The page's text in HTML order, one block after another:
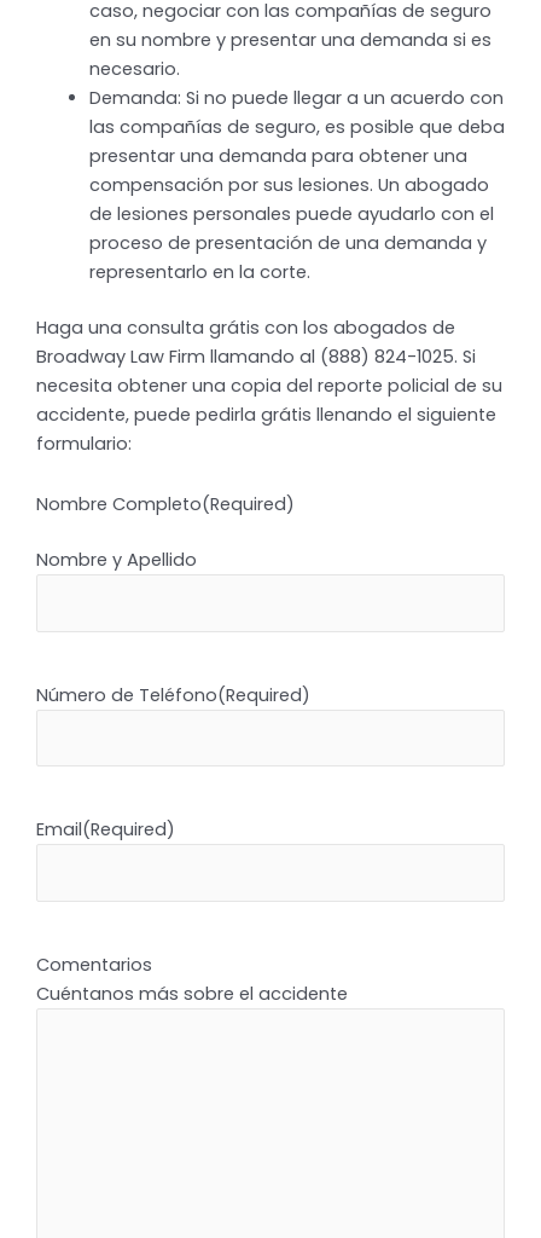
caso, negociar con las compañías de seguro
en su nombre y presentar una demanda si es
necesario.
Demanda: Si no puede llegar a un acuerdo con
las compañías de seguro, es posible que deba
presentar una demanda para obtener una
compensación por sus lesiones. Un abogado
de lesiones personales puede ayudarlo con el
proceso de presentación de una demanda y
representarlo en la corte.
Haga una consulta grátis con los abogados de
Broadway Law Firm llamando al (888) 824-1025. Si
necesita obtener una copia del reporte policial de su
accidente, puede pedirla grátis llenando el siguiente
formulario:
Nombre Completo(Required)
Nombre y Apellido
Número de Teléfono(Required)
Email(Required)
Comentarios
Cuéntanos más sobre el accidente